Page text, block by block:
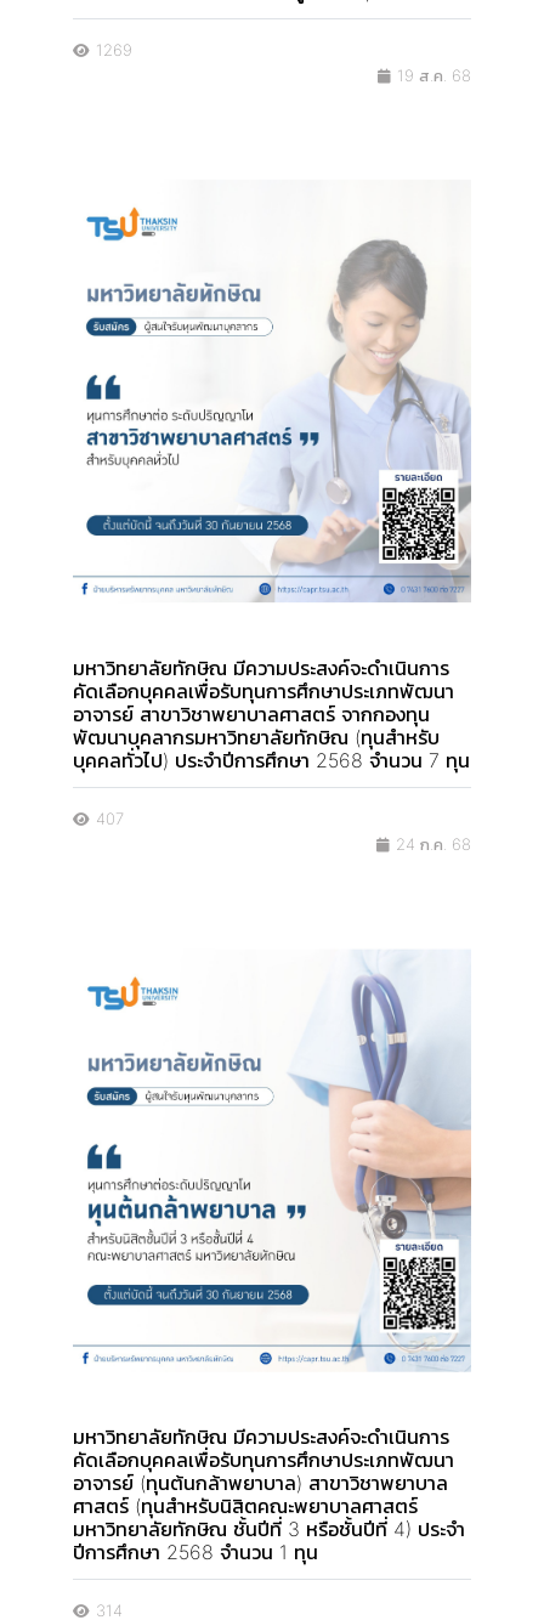
1269
19 ส.ค. 68
มหาวิทยาลัยทักษิณ มีความประสงค์จะดำเนินการ
คัดเลือกบุคคลเพื่อรับทุนการศึกษาประเภทพัฒนา
อาจารย์ สาขาวิชาพยาบาลศาสตร์ จากกองทุน
พัฒนาบุคลากรมหาวิทยาลัยทักษิณ (ทุนสำหรับ
บุคคลทั่วไป) ประจำปีการศึกษา 2568 จำนวน 7 ทุน
407
24 ก.ค. 68
มหาวิทยาลัยทักษิณ มีความประสงค์จะดำเนินการ
คัดเลือกบุคคลเพื่อรับทุนการศึกษาประเภทพัฒนา
อาจารย์ (ทุนต้นกล้าพยาบาล) สาขาวิชาพยาบาล
ศาสตร์ (ทุนสำหรับนิสิตคณะพยาบาลศาสตร์
มหาวิทยาลัยทักษิณ ชั้นปีที่ 3 หรือชั้นปีที่ 4) ประจำ
ปีการศึกษา 2568 จำนวน 1 ทุน
314